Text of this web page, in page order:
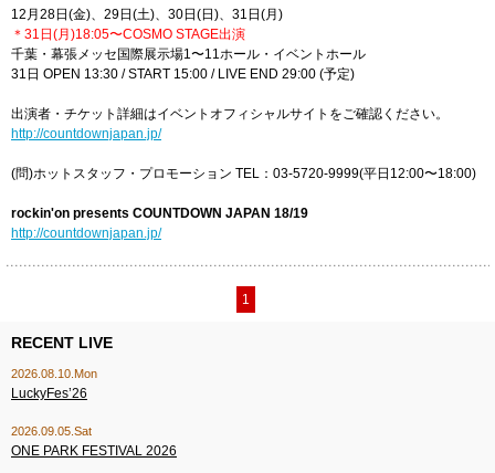
12月28日(金)、29日(土)、30日(日)、31日(月)
＊31日(月)18:05〜COSMO STAGE出演
千葉・幕張メッセ国際展示場1〜11ホール・イベントホール
31日 OPEN 13:30 / START 15:00 / LIVE END 29:00 (予定)
出演者・チケット詳細はイベントオフィシャルサイトをご確認ください。
http://countdownjapan.jp/
(問)ホットスタッフ・プロモーション TEL：03-5720-9999(平日12:00〜18:00)
rockin'on presents COUNTDOWN JAPAN 18/19
http://countdownjapan.jp/
1
RECENT LIVE
2026.08.10.Mon
LuckyFes’26
2026.09.05.Sat
ONE PARK FESTIVAL 2026